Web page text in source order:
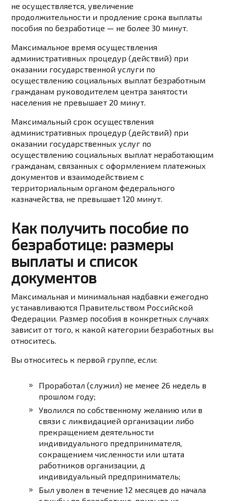
не осуществляется, увеличение
продолжительности и продление срока выплаты
пособия по безработице — не более 30 минут.
Максимальное время осуществления
административных процедур (действий) при
оказании государственной услуги по
осуществлению социальных выплат безработным
гражданам руководителем центра занятости
населения не превышает 20 минут.
Максимальный срок осуществления
административных процедур (действий) при
оказании государственных услуг по
осуществлению социальных выплат неработающим
гражданам, связанных с оформлением платежных
документов и взаимодействием с
территориальным органом федерального
казначейства, не превышает 120 минут.
Как получить пособие по
безработице: размеры
выплаты и список
документов
Максимальная и минимальная надбавки ежегодно
устанавливаются Правительством Российской
Федерации. Размер пособия в конкретных случаях
зависит от того, к какой категории безработных вы
относитесь.
Вы относитесь к первой группе, если:
Проработал (служил) не менее 26 недель в
прошлом году;
Уволился по собственному желанию или в
связи с ликвидацией организации либо
прекращением деятельности
индивидуального предпринимателя,
сокращением численности или штата
работников организации, д
индивидуальный предприниматель;
Был уволен в течение 12 месяцев до начала